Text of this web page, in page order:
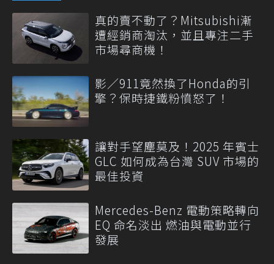
真的賣不動了？Mitsubishi漸
遭經銷商淘汰，並且專注二手
市場尋商機！
影／911竟然換了Honda的引
擎？保時捷鐵粉憤怒了！
讓對手望塵莫及！2025 年賓士
GLC 如何成為台灣 SUV 市場的
最佳投資
Mercedes-Benz 電動策略轉向
EQ 命名淡出 燃油與電動並行
發展